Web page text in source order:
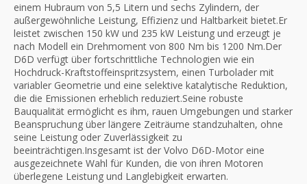
einem Hubraum von 5,5 Litern und sechs Zylindern, der
außergewöhnliche Leistung, Effizienz und Haltbarkeit bietet.Er
leistet zwischen 150 kW und 235 kW Leistung und erzeugt je
nach Modell ein Drehmoment von 800 Nm bis 1200 Nm.Der
D6D verfügt über fortschrittliche Technologien wie ein
Hochdruck-Kraftstoffeinspritzsystem, einen Turbolader mit
variabler Geometrie und eine selektive katalytische Reduktion,
die die Emissionen erheblich reduziert.Seine robuste
Bauqualität ermöglicht es ihm, rauen Umgebungen und starker
Beanspruchung über längere Zeiträume standzuhalten, ohne
seine Leistung oder Zuverlässigkeit zu
beeinträchtigen.Insgesamt ist der Volvo D6D-Motor eine
ausgezeichnete Wahl für Kunden, die von ihren Motoren
überlegene Leistung und Langlebigkeit erwarten.